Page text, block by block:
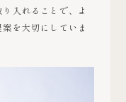
入れることで、よ
を大切にしていま